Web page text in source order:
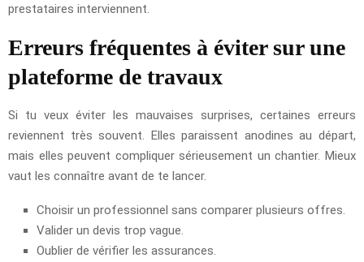
prestataires interviennent.
Erreurs fréquentes à éviter sur une
plateforme de travaux
Si tu veux éviter les mauvaises surprises, certaines erreurs
reviennent très souvent. Elles paraissent anodines au départ,
mais elles peuvent compliquer sérieusement un chantier. Mieux
vaut les connaître avant de te lancer.
Choisir un professionnel sans comparer plusieurs offres.
Valider un devis trop vague.
Oublier de vérifier les assurances.